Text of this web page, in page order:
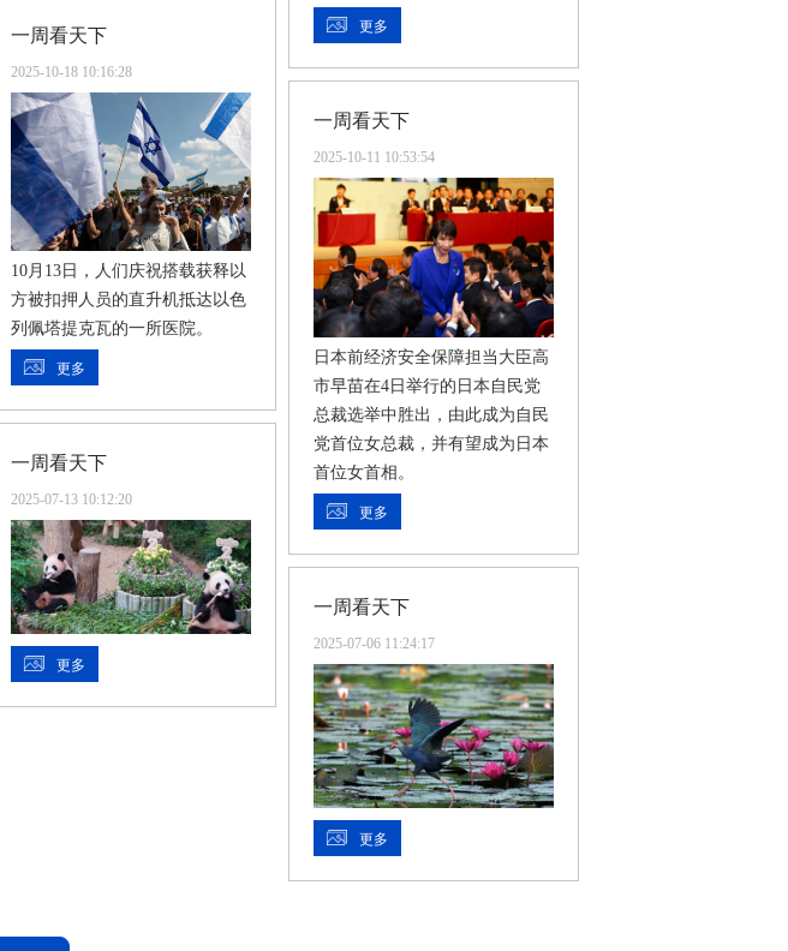
更多
一周看天下
2025-10-18 10:16:28
10月13日，人们庆祝搭载获释以
方被扣押人员的直升机抵达以色
列佩塔提克瓦的一所医院。
更多
一周看天下
2025-10-11 10:53:54
日本前经济安全保障担当大臣高
市早苗在4日举行的日本自民党
总裁选举中胜出，由此成为自民
党首位女总裁，并有望成为日本
首位女首相。
更多
一周看天下
2025-07-13 10:12:20
更多
一周看天下
2025-07-06 11:24:17
更多